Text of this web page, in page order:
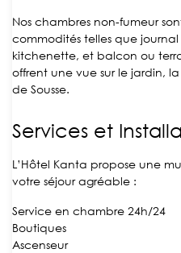
Nos chambres non-fumeur
commodités telles que
kitchenette, et balcon ou
offrent une vue sur le jardin,
de Sousse.
Services et
L’Hôtel Kanta propose une
votre séjour agréable :
Service en chambre 24h/24
Boutiques
Ascenseur